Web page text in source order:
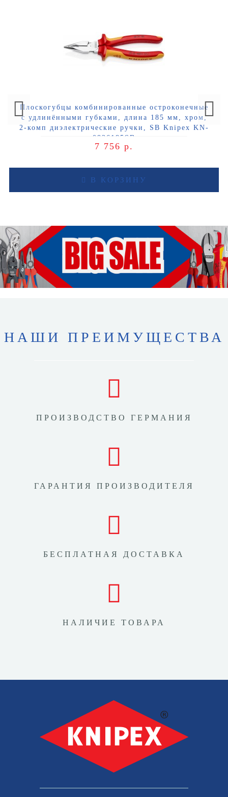
Плоскогубцы комбинированные остроконечные
с удлинёнными губками, длина 185 мм, хром,
2-комп диэлектрические ручки, SB Knipex KN-
0826185SB
7 756 р.
В КОРЗИНУ
НАШИ ПРЕИМУЩЕСТВА
ПРОИЗВОДСТВО ГЕРМАНИЯ
ГАРАНТИЯ ПРОИЗВОДИТЕЛЯ
БЕСПЛАТНАЯ ДОСТАВКА
НАЛИЧИЕ ТОВАРА